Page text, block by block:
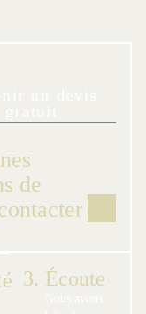
de
3. Écoute